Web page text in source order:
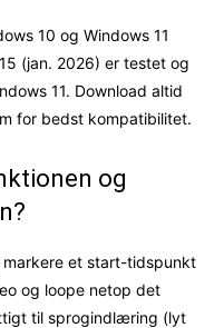
10 og Windows 11
(jan. 2026) er testet og
11. Download altid
for bedst kompatibilitet.
og
et start-tidspunkt
og loope netop det
til sprogindlæring (lyt